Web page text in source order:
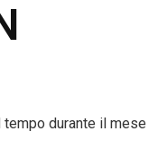
durante il mese